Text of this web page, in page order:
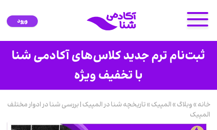
ورود
خانه»وبلاگ»المپیک»تاریخچه شنا در المپیک | بررسی شنا در ادوار مختلف
المپیک